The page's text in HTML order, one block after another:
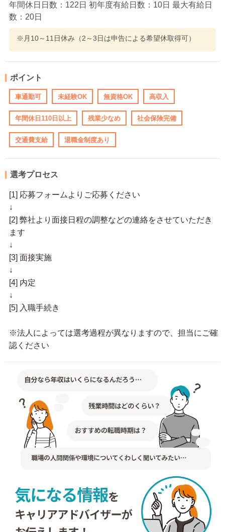
年間休日日数：122日 初年度有給日数：10日 最大有給日
数：20日
※月10～11日休み（2～3日は申告による希望休取得可）
ポイント
車通勤可 未経験OK 無資格OK 高収入
年間休日110日以上 残業少なめ 社会保険完備
交通費支給 退職金制度あり
選考プロセス
[1] 応募フォームよりご応募ください
↓
[2] 弊社より面接日程の調整などの連絡をさせていただき
ます
↓
[3] 面接実施
↓
[4] 内定
↓
[5] 入職手続き
※法人によっては選考過程が異なりますので、担当にご確
認ください